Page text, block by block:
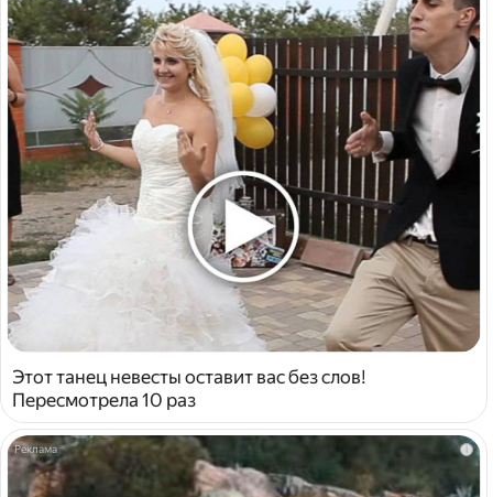
Этот танец невесты оставит вас без слов!
Пересмотрела 10 раз
i